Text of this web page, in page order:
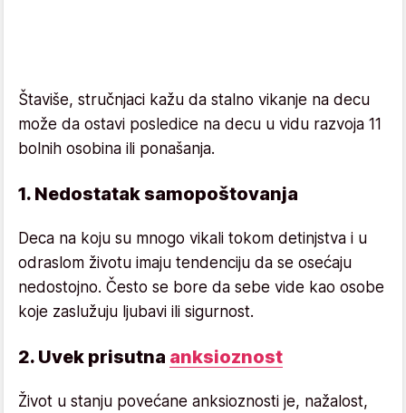
Štaviše, stručnjaci kažu da stalno vikanje na decu
može da ostavi posledice na decu u vidu razvoja 11
bolnih osobina ili ponašanja.
1. Nedostatak samopoštovanja
Deca na koju su mnogo vikali tokom detinjstva i u
odraslom životu imaju tendenciju da se osećaju
nedostojno. Često se bore da sebe vide kao osobe
koje zaslužuju ljubavi ili sigurnost.
2. Uvek prisutna anksioznost
Život u stanju povećane anksioznosti je, nažalost,